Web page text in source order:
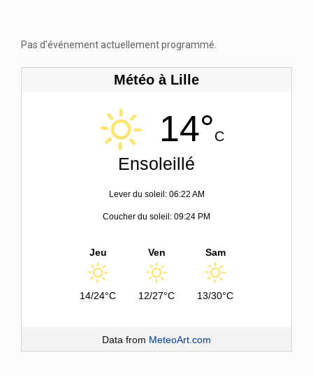
Pas d'événement actuellement programmé.
Météo à Lille
14°C
Ensoleillé
Lever du soleil: 06:22 AM
Coucher du soleil: 09:24 PM
Jeu
14/24°C
Ven
12/27°C
Sam
13/30°C
Data from MeteoArt.com